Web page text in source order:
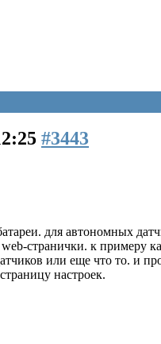
#3443
для автономных
web-странички. к
или еще что то. и
настроек.